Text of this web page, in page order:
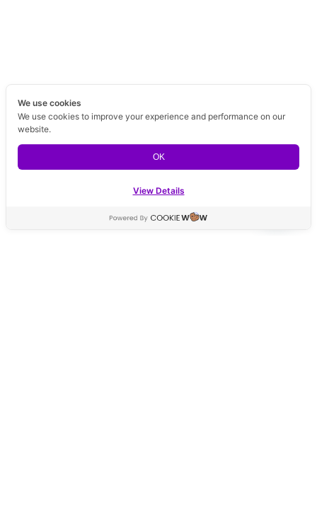
Contact us
We use cookies
We use cookies to improve your experience and performance on our
website.
OK
View Details